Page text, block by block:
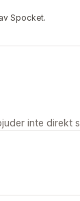
Spocket.
inte direkt